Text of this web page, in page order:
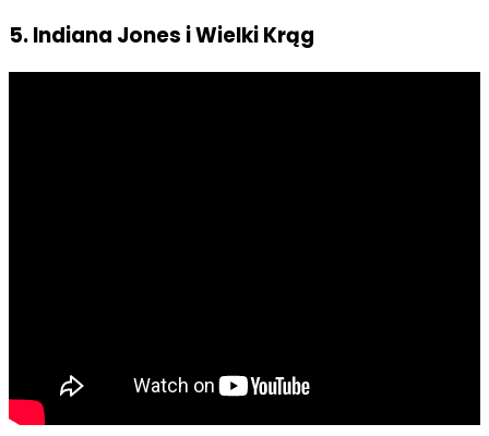
5. Indiana Jones i Wielki Krąg